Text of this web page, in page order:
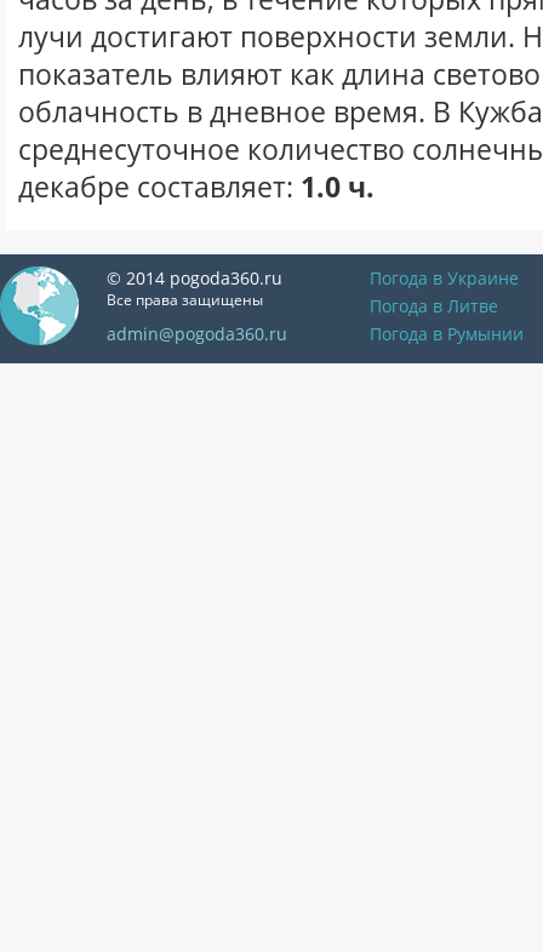
лучи достигают поверхности земли.
показатель влияют как длина
облачность в дневное время. В
среднесуточное количество
декабре составляет: 1.0 ч.
© 2014 pogoda360.ru
Все права защищены
admin@pogoda360.ru
Погода в Украине
Погода в Литве
Погода в Румынии